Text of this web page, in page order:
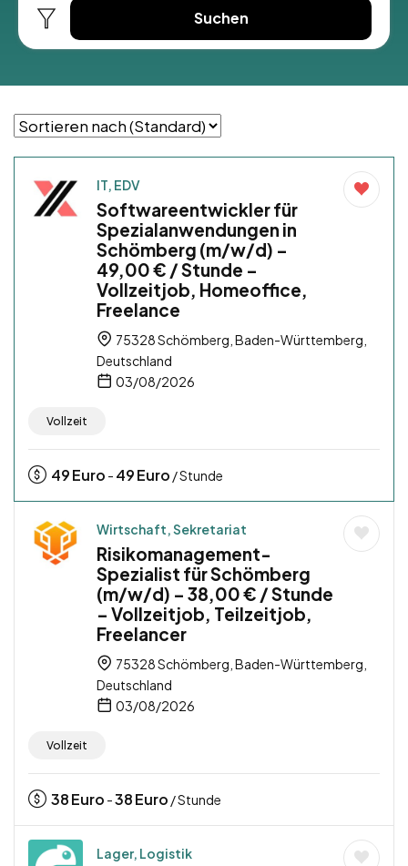
Suchen
IT, EDV
Softwareentwickler für
Spezialanwendungen in
Schömberg (m/w/d) –
49,00 € / Stunde –
Vollzeitjob, Homeoffice,
Freelance
75328 Schömberg, Baden-Württemberg,
Deutschland
03/08/2026
Vollzeit
49Euro - 49Euro / Stunde
Wirtschaft, Sekretariat
Risikomanagement-
Spezialist für Schömberg
(m/w/d) – 38,00 € / Stunde
– Vollzeitjob, Teilzeitjob,
Freelancer
75328 Schömberg, Baden-Württemberg,
Deutschland
03/08/2026
Vollzeit
38Euro -38Euro / Stunde
Lager, Logistik